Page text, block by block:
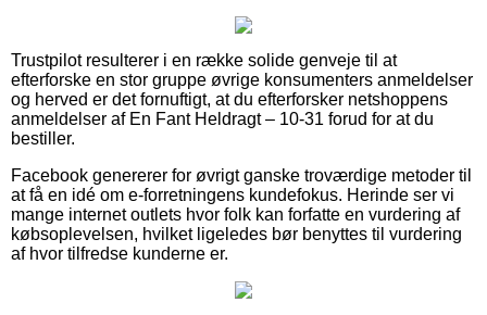
Trustpilot resulterer i en række solide genveje til at
efterforske en stor gruppe øvrige konsumenters anmeldelser
og herved er det fornuftigt, at du efterforsker netshoppens
anmeldelser af En Fant Heldragt – 10-31 forud for at du
bestiller.
Facebook genererer for øvrigt ganske troværdige metoder til
at få en idé om e-forretningens kundefokus. Herinde ser vi
mange internet outlets hvor folk kan forfatte en vurdering af
købsoplevelsen, hvilket ligeledes bør benyttes til vurdering
af hvor tilfredse kunderne er.